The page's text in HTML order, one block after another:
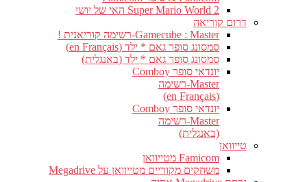
Super Mario World 2 האי של יושי
דרום קוריאה
Gamecube : Master-רשימה קוריאנית !
סמסונג סופר גאם * ילד (en Français)
סמסונג סופר גאם * ילד (באנגלית)
יונדאי סופר Comboy
Master-רשימה
(en Français)
יונדאי סופר Comboy
Master-רשימה
(באנגלית)
טייוואן
Famicom מטייוואן
משחקים מקוריים מטייוואן על Megadrive